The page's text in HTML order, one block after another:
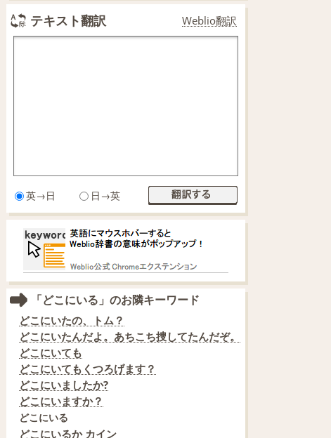
テキスト翻訳 Weblio翻訳
英→日 日→英
「どこにいる」のお隣キーワード
どこにいたの、トム？
どこにいたんだよ。あちこち捜してたんだぞ。
どこにいても
どこにいてもくつろげます？
どこにいましたか?
どこにいますか？
どこにいる
どこにいるか カイン